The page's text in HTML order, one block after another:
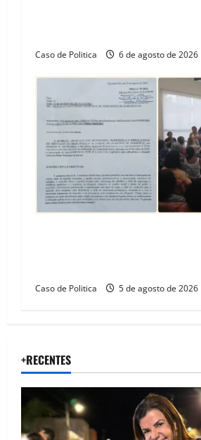
Caso de Politica 6 de agosto de 2026
Caso de Politica 5 de agosto de 2026
+RECENTES